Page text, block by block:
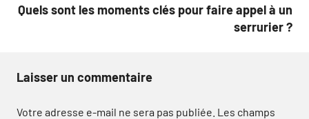
Quels sont les moments clés pour faire appel à un
serrurier ?
Laisser un commentaire
Votre adresse e-mail ne sera pas publiée. Les champs